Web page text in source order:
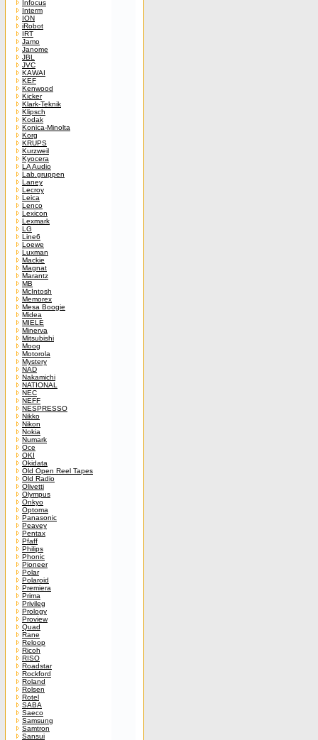
Infocus
Interm
ION
iRobot
IRT
Jamo
Janome
JBL
JVC
KAWAI
KEF
Kenwood
Kicker
Klark-Teknik
Klipsch
Kodak
Konica-Minolta
Korg
KRUPS
Kurzweil
Kyocera
LA Audio
Lab.gruppen
Laney
Lecroy
Leica
Lenco
Lexicon
Lexmark
LG
Line6
Loewe
Luxman
Mackie
Magnat
Marantz
MB
McIntosh
Memorex
Mesa Boogie
Midea
MIELE
Minerva
Mitsubishi
Moog
Motorola
Mystery
NAD
Nakamichi
NATIONAL
NEC
NEFF
NESPRESSO
Nikko
Nikon
Nokia
Numark
Oce
OKI
Okidata
Old Open Reel Tapes
Old Radio
Olivetti
Olympus
Onkyo
Optoma
Panasonic
Peavey
Pentax
Pfaff
Philips
Phonic
Pioneer
Polar
Polaroid
Premiera
Prima
Privileg
Prology
Proview
Quad
Rane
Reloop
Ricoh
RISO
Roadstar
Rockford
Roland
Rolsen
Rotel
SABA
Saeco
Samsung
Samtron
Sansui